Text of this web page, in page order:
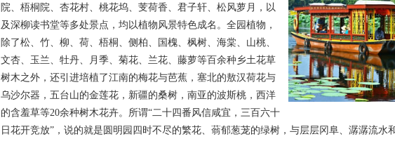
院、梧桐院、杏花村、桃花坞、芰荷香、君子轩、松风萝月，以
及深柳读书堂等多处景点，均以植物风景特色成名。全园植物，
除了松、竹、柳、荷、梧桐、侧柏、国槐、枫树、海棠、山桃、
文杏、玉兰、牡丹、月季、菊花、兰花、藤萝等百余种乡土花草
树木之外，还引进培植了江南的梅花与芭蕉，塞北的敖汉荷花与
乌沙尔器，五台山的金莲花，新疆的桑树，南亚的波斯桃，西洋
的含羞草等20余种树木花卉。所谓“二十四番风信咸宜，三百六十
日花开竞放”，说的就是圆明园四时不尽的繁花、蓊郁葱茏的绿树，与层层冈阜、潺潺流水